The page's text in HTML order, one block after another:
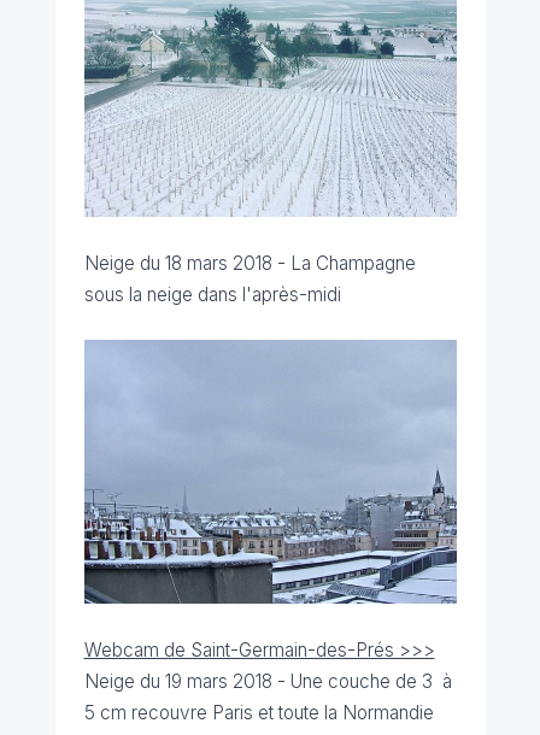
Neige du 18 mars 2018 - La Champagne
sous la neige dans l'après-midi
Webcam de Saint-Germain-des-Prés >>>
Neige du 19 mars 2018 - Une couche de 3 à
5 cm recouvre Paris et toute la Normandie